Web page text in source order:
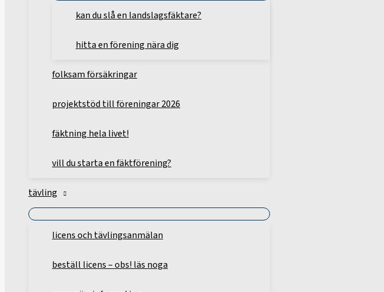
kan du slå en landslagsfäktare?
hitta en förening nära dig
folksam försäkringar
projektstöd till föreningar 2026
fäktning hela livet!
vill du starta en fäktförening?
tävling
licens och tävlingsanmälan
beställ licens – obs! läs noga